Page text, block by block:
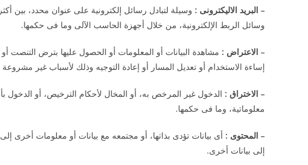
– البريد الاليكترونى : وسيلة لتبادل رسائل إلكترونية على عنوان محدد، بين
وسائل الربط الإلكترونية، من خلال أجهزة الحاسب الآلى وما فى حكمها.
– الاعتراض : مشاهدة البيانات أو المعلومات أو الحصول عليها بترض التنصت أو
إساءة الاستخدام أو تعديل المسار أو إعادة التوجيه وذلك لأسباب غير
– الاختراق : الدخول غير المرخص به، أو المخال لأحكام الترخيص، أو
معلوماتية، وما فى حكمها.
– المحتوى : أى بيانات تؤدى بذاتها، أو مجتمعه مع بيانات أو معلومات أخرى
إلى بيانات أخرى.